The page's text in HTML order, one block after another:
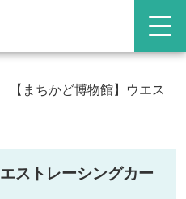
【まちかど博物館】ウエス
ストレーシングカー